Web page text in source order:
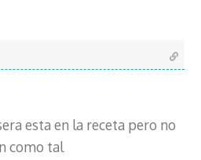
esta en la receta pero no
como tal